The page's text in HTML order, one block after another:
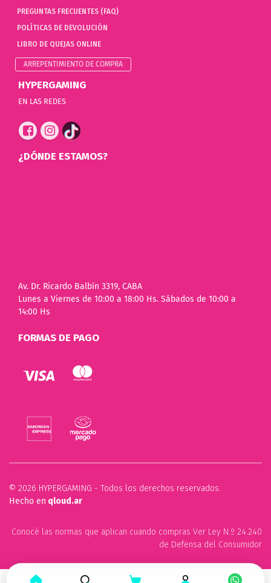
PREGUNTAS FRECUENTES (FAQ)
POLÍTICAS DE DEVOLUCIÓN
LIBRO DE QUEJAS ONLINE
ARREPENTIMIENTO DE COMPRA
HYPERGAMING
EN LAS REDES
¿DÓNDE ESTAMOS?
Av. Dr. Ricardo Balbín 3319, CABA
Lunes a Viernes de 10:00 a 18:00 Hs. Sábados de 10:00 a
14:00 Hs
FORMAS DE PAGO
© 2026 HYPERGAMING - Todos los derechos reservados.
Hecho en qloud.ar
Conocé las normas que aplican cuando compras Ver Ley N.º 24.240
de Defensa del Consumidor